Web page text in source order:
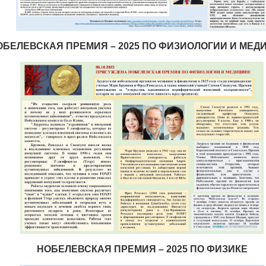
ПРЕМИЯ – 2025 ПО ФИЗИОЛОГИИ И
НОБЕЛЕВСКАЯ ПРЕМИЯ – 2025 ПО ФИЗИКЕ